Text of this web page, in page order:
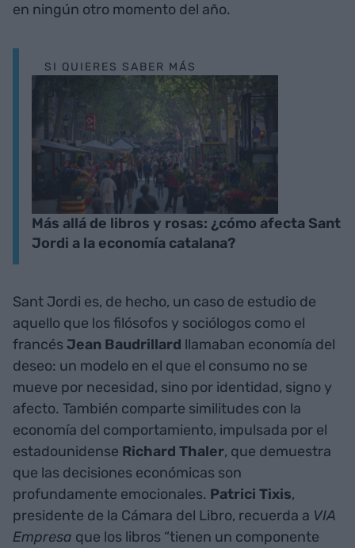
en ningún otro momento del año.
SI QUIERES SABER MÁS
Más allá de libros y rosas: ¿cómo afecta Sant
Jordi a la economía catalana?
Sant Jordi es, de hecho, un caso de estudio de
aquello que los filósofos y sociólogos como el
francésJean Baudrillard llamaban economía del
deseo: un modelo en el que el consumo no se
mueve por necesidad, sino por identidad, signo y
afecto. También comparte similitudes con la
economía del comportamiento, impulsada por el
estadounidense Richard Thaler, que demuestra
que las decisiones económicas son
profundamente emocionales. Patrici Tixis,
presidente de la Cámara del Libro, recuerda a VIA
Empresa que los libros “tienen un componente